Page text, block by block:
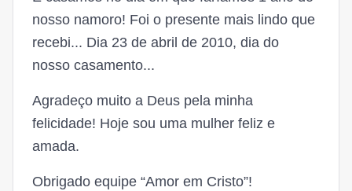
nosso namoro! Foi o presente mais lindo que
recebi... Dia 23 de abril de 2010, dia do
nosso casamento...
Agradeço muito a Deus pela minha
felicidade! Hoje sou uma mulher feliz e
amada.
Obrigado equipe “Amor em Cristo”!